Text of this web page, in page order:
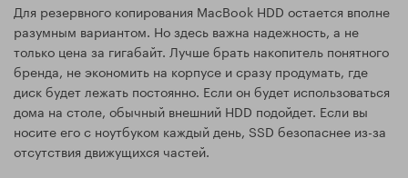
Для резервного копирования MacBook HDD остается вполне
разумным вариантом. Но здесь важна надежность, а не
только цена за гигабайт. Лучше брать накопитель понятного
бренда, не экономить на корпусе и сразу продумать, где
диск будет лежать постоянно. Если он будет использоваться
дома на столе, обычный внешний HDD подойдет. Если вы
носите его с ноутбуком каждый день, SSD безопаснее из-за
отсутствия движущихся частей.